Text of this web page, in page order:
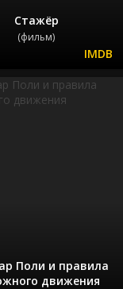
Стажёр
(фильм)
Поли и правила
движения